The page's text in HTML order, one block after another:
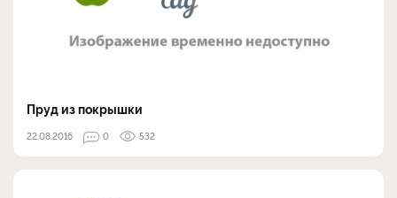
Пруд из покрышки
22.08.2016 0 532